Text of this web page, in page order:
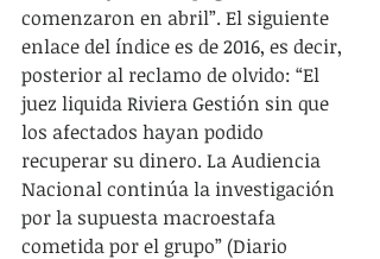
comenzaron en abril”. El siguiente
enlace del índice es de 2016, es decir,
posterior al reclamo de olvido: “El
juez liquida Riviera Gestión sin que
los afectados hayan podido
recuperar su dinero. La Audiencia
Nacional continúa la investigación
por la supuesta macroestafa
cometida por el grupo” (Diario